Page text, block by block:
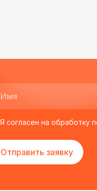
Я согласен на обработку
Отправить заявку